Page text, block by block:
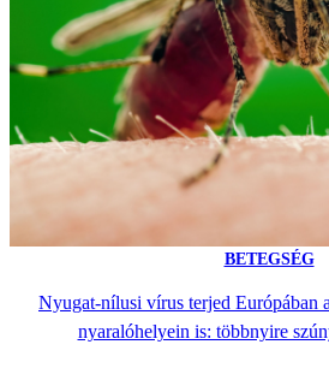
BETEGSÉG
Nyugat-nílusi vírus terjed Európában
nyaralóhelyein is: többnyire